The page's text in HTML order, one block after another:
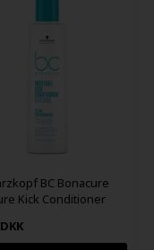
BC Bonacure
Kick Conditioner
DKK